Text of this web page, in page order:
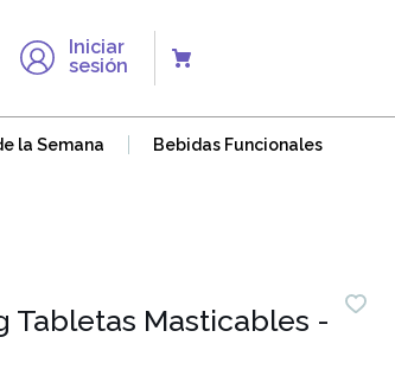
Iniciar
sesión
la Semana Bebidas Funcionales
Tabletas Masticables -